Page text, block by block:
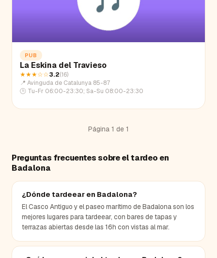
PUB
La Eskina del Travieso
★★★☆☆3.2(16)
📍 Avinguda de Catalunya 85-87
🕒 Tu-Fr 06:00-23:30; Sa-Su 08:00-23:30
Página 1 de 1
Preguntas frecuentes sobre el tardeo en
Badalona
¿Dónde tardeear en Badalona?
El Casco Antiguo y el paseo marítimo de Badalona son los
mejores lugares para tardeear, con bares de tapas y
terrazas abiertas desde las 16h con vistas al mar.